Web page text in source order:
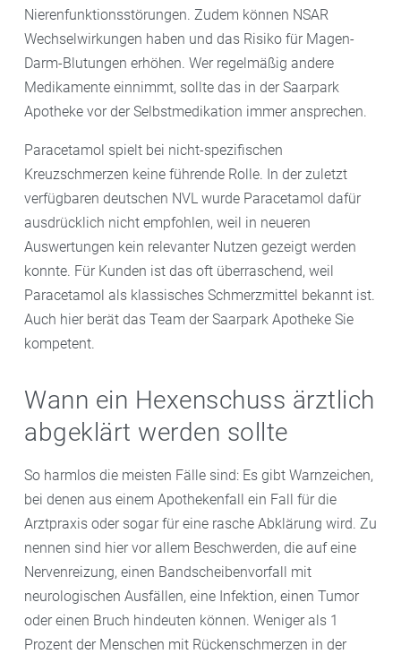
Nierenfunktionsstörungen. Zudem können NSAR
Wechselwirkungen haben und das Risiko für Magen-
Darm-Blutungen erhöhen. Wer regelmäßig andere
Medikamente einnimmt, sollte das in der Saarpark
Apotheke vor der Selbstmedikation immer ansprechen.
Paracetamol spielt bei nicht-spezifischen
Kreuzschmerzen keine führende Rolle. In der zuletzt
verfügbaren deutschen NVL wurde Paracetamol dafür
ausdrücklich nicht empfohlen, weil in neueren
Auswertungen kein relevanter Nutzen gezeigt werden
konnte. Für Kunden ist das oft überraschend, weil
Paracetamol als klassisches Schmerzmittel bekannt ist.
Auch hier berät das Team der Saarpark Apotheke Sie
kompetent.
Wann ein Hexenschuss ärztlich
abgeklärt werden sollte
So harmlos die meisten Fälle sind: Es gibt Warnzeichen,
bei denen aus einem Apothekenfall ein Fall für die
Arztpraxis oder sogar für eine rasche Abklärung wird. Zu
nennen sind hier vor allem Beschwerden, die auf eine
Nervenreizung, einen Bandscheibenvorfall mit
neurologischen Ausfällen, eine Infektion, einen Tumor
oder einen Bruch hindeuten können. Weniger als 1
Prozent der Menschen mit Rückenschmerzen in der